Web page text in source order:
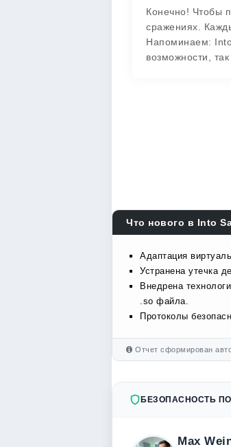
Конечно! Чтобы
сражениях.
Напоминаем:
возможности,
Что нового в Into
Адаптация
Устранена утечка
Внедрена
.so файла.
Протоколы
Отчет сформирован
БЕЗОПАСНОСТЬ
Max